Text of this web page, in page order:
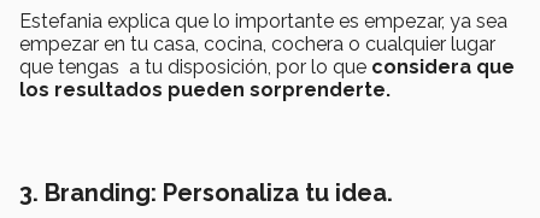
Estefania explica que lo importante es empezar, ya sea
empezar en tu casa, cocina, cochera o cualquier lugar
que tengas a tu disposición, por lo que considera que
los resultados pueden sorprenderte.
3. Branding: Personaliza tu idea.